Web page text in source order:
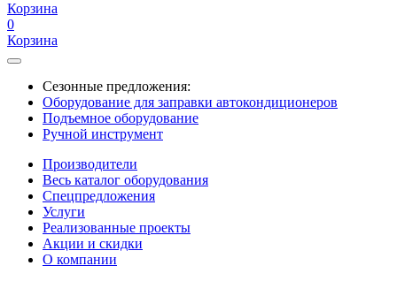
Корзина
0
Корзина
Сезонные предложения:
Оборудование для заправки автокондиционеров
Подъемное оборудование
Ручной инструмент
Производители
Весь каталог оборудования
Спецпредложения
Услуги
Реализованные проекты
Акции и скидки
О компании